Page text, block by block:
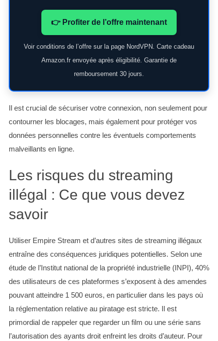
👉 Profiter de l’offre maintenant
Voir conditions de l’offre sur la page NordVPN. Carte cadeau
Amazon.fr envoyée après éligibilité. Garantie de
remboursement 30 jours.
Il est crucial de sécuriser votre connexion, non seulement pour
contourner les blocages, mais également pour protéger vos
données personnelles contre les éventuels comportements
malveillants en ligne.
Les risques du streaming
illégal : Ce que vous devez
savoir
Utiliser Empire Stream et d’autres sites de streaming illégaux
entraîne des conséquences juridiques potentielles. Selon une
étude de l’Institut national de la propriété industrielle (INPI), 40%
des utilisateurs de ces plateformes s’exposent à des amendes
pouvant atteindre 1 500 euros, en particulier dans les pays où
la réglementation relative au piratage est stricte. Il est
primordial de rappeler que regarder un film ou une série sans
l’autorisation des ayants droit enfreint les droits d’auteur. Pour
e
r
h
o
: